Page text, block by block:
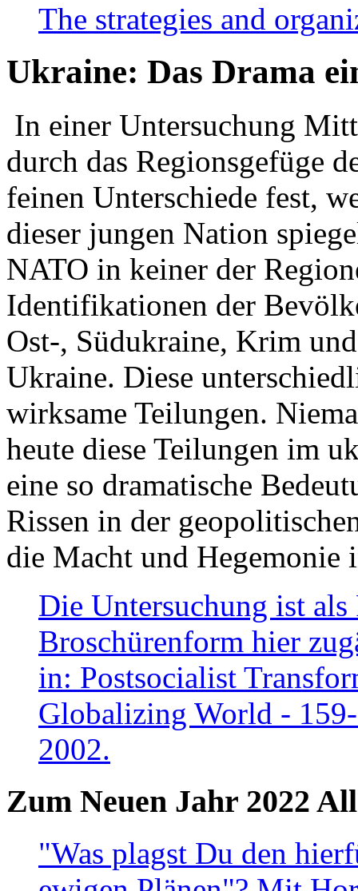
The strategies and
Ukraine: Das Drama
In einer Untersuchung
durch das Regionsgefüge
feinen Unterschiede fest,
dieser jungen Nation
NATO in keiner der
Identifikationen der
Ost-, Südukraine, Krim
Ukraine. Diese
wirksame Teilungen.
heute diese Teilungen im
eine so dramatische
Rissen in der
die Macht und Hegemonie
Die Untersuchung ist
Broschürenform hier
in: Postsocialist
Globalizing World -
2002.
Zum Neuen Jahr 2022
"Was plagst Du den